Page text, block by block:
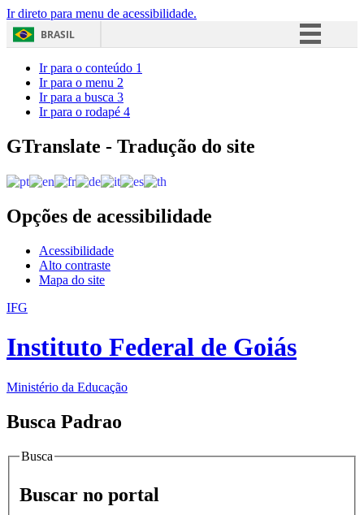
Ir direto para menu de acessibilidade.
BRASIL
Acesso à informação
Ir para o conteúdo 1
Ir para o menu 2
Ir para a busca 3
Ir para o rodapé 4
GTranslate - Tradução do site
Opções de acessibilidade
Acessibilidade
Alto contraste
Mapa do site
IFG
Instituto Federal de Goiás
Ministério da Educação
Busca Padrao
Busca
Buscar no portal